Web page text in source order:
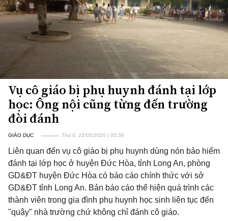
Vụ cô giáo bị phụ huynh đánh tại lớp
học: Ông nội cũng từng đến trường
đòi đánh
GIÁO DỤC Thứ 6, 22/05/2020 | 05:56
Liên quan đến vụ cô giáo bị phụ huynh dùng nón bảo hiểm
đánh tại lớp học ở huyện Đức Hòa, tỉnh Long An, phòng
GD&ĐT huyện Đức Hòa có báo cáo chính thức với sở
GD&ĐT tỉnh Long An. Bản báo cáo thể hiện quá trình các
thành viên trong gia đình phụ huynh học sinh liên tục đến
"quậy" nhà trường chứ không chỉ đánh cô giáo.